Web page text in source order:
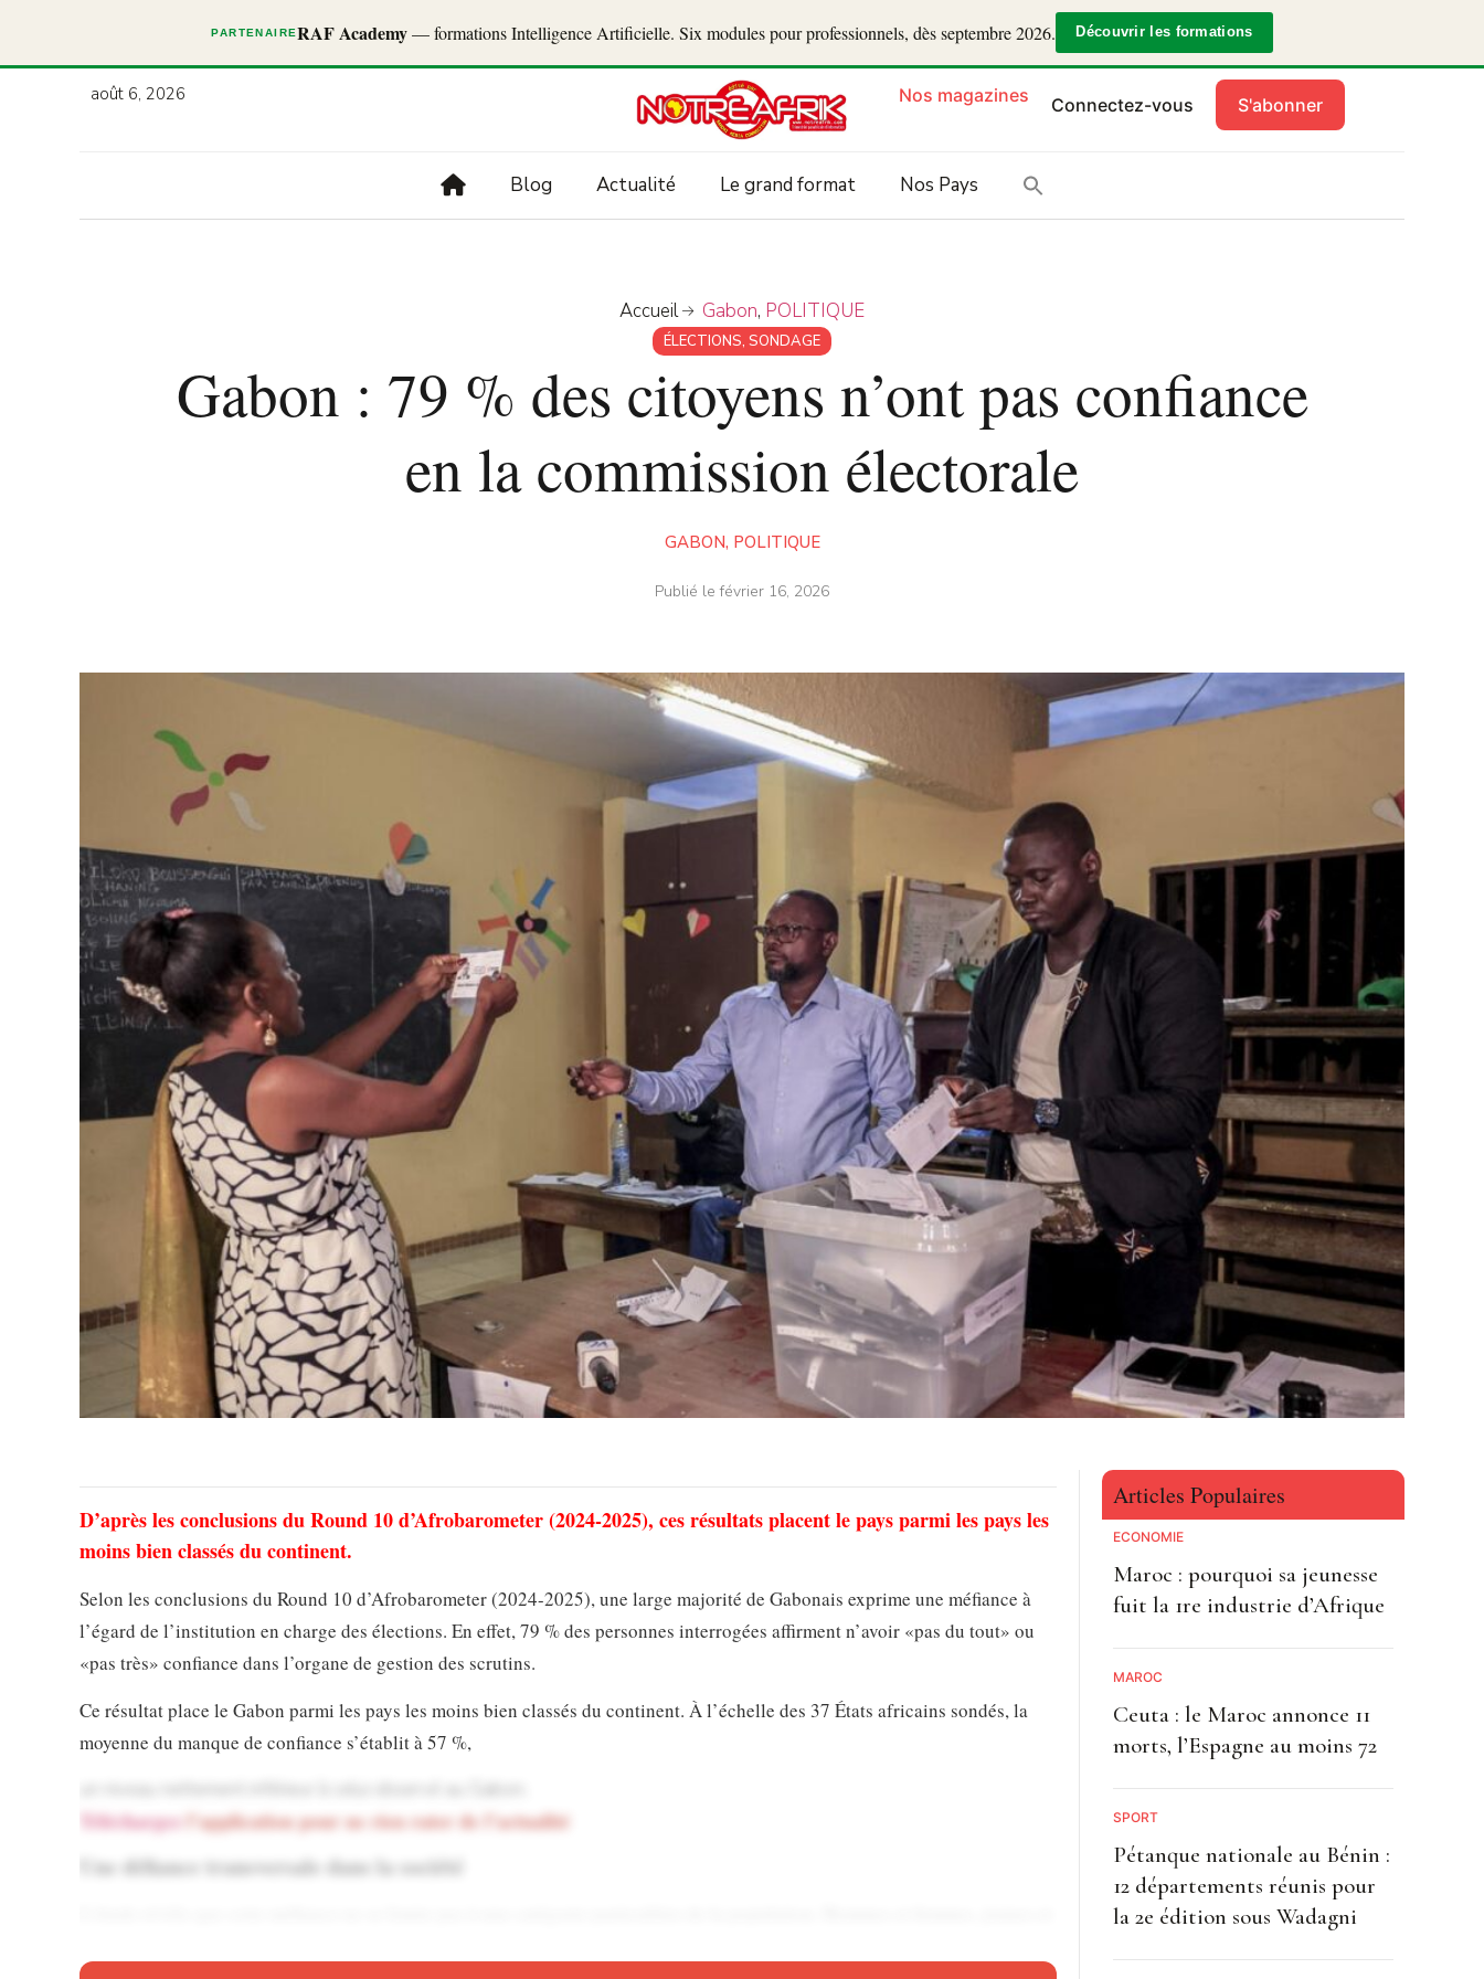
PARTENAIRERAF Academy— formations Intelligence Artificielle. Six modules pour professionnels, dès septembre 2026. Découvrir les formations
août 6, 2026 Nos magazines Connectez-vous S'abonner
Blog Actualité Le grand format Nos Pays
Accueil Gabon, POLITIQUE
ÉLECTIONS, SONDAGE
Gabon : 79 % des citoyens n’ont pas confiance
en la commission électorale
GABON, POLITIQUE
Publié lefévrier 16, 2026
D’après les conclusions du Round 10 d’Afrobarometer (2024-2025), ces résultats placent le pays parmi les pays les
moins bien classés du continent.
Selon les conclusions du Round 10 d’Afrobarometer (2024-2025), une large majorité de Gabonais exprime une méfiance à
l’égard de l’institution en charge des élections. En effet, 79 % des personnes interrogées affirment n’avoir «pas du tout» ou
«pas très» confiance dans l’organe de gestion des scrutins.
Ce résultat place le Gabon parmi les pays les moins bien classés du continent. À l’échelle des 37 États africains sondés, la
moyenne du manque de confiance s’établit à 57 %,
Téléchargez l’application pour ne rien rater de l’actualité
Une défiance transversale dans la société
Articles Populaires
ECONOMIE
Maroc : pourquoi sa jeunesse
fuit la 1re industrie d’Afrique
MAROC
Ceuta : le Maroc annonce 11
morts, l’Espagne au moins 72
SPORT
Pétanque nationale au Bénin :
12 départements réunis pour
la 2e édition sous Wadagni